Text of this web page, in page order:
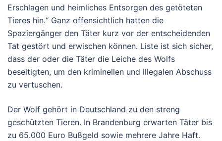
Erschlagen und heimliches Entsorgen des getöteten
Tieres hin.“ Ganz offensichtlich hatten die
Spaziergänger den Täter kurz vor der entscheidenden
Tat gestört und erwischen können. Liste ist sich sicher,
dass der oder die Täter die Leiche des Wolfs
beseitigten, um den kriminellen und illegalen Abschuss
zu vertuschen.
Der Wolf gehört in Deutschland zu den streng
geschützten Tieren. In Brandenburg erwarten Täter bis
zu 65.000 Euro Bußgeld sowie mehrere Jahre Haft.